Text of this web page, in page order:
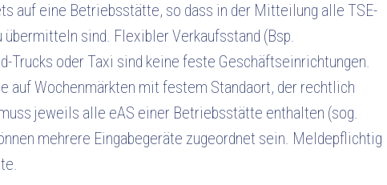
auf eine Betriebsstätte, so dass in der Mitteilung alle TSE-
sind. Flexibler Verkaufsstand (Bsp.
Trucks oder Taxi sind keine feste Geschäftseinrichtungen.
auf Wochenmärkten mit festem Standaort, der rechtlich
jeweils alle eAS einer Betriebsstätte enthalten (sog.
mehrere Eingabegeräte zugeordnet sein. Meldepflichtig